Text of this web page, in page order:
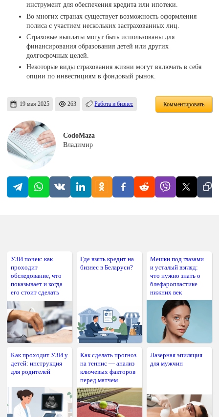
инструмент для обеспечения кредита или ипотеки.
Во многих странах существует возможность оформления
полиса с участием нескольких застрахованных лиц.
Страховые выплаты могут быть использованы для
финансирования образования детей или других
долгосрочных целей.
Некоторые виды страхования жизни могут включать в себя
опции по инвестициям в фондовый рынок.
19 мая 2025 263 Работа и бизнес Комментировать
CodoMaza
Владимир
УЗИ почек: как
проходит
обследование, что
показывает и когда
его стоит сделать
Где взять кредит на
бизнес в Беларуси?
Мешки под глазами
и усталый взгляд:
что нужно знать о
блефаропластике
нижних век
Как проходит УЗИ у
детей: инструкция
для родителей
Как сделать прогноз
на теннис — анализ
ключевых факторов
перед матчем
Лазерная эпиляция
для мужчин